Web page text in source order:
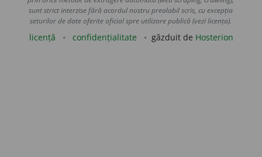
sunt strict interzise fără acordul nostru prealabil scris, cu excepția
seturilor de date oferite oficial spre utilizare publică (vezi licența).
licență confidențialitate găzduit de Hosterion